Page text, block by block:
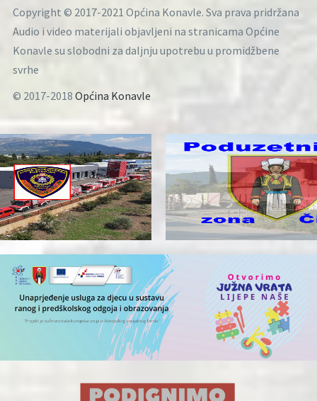
Copyright © 2017-2021 Općina Konavle. Sva prava pridržana
Audio i video materijali objavljeni na stranicama Općine
Konavle su slobodni za daljnju upotrebu u promidžbene
svrhe
© 2017-2018 Općina Konavle